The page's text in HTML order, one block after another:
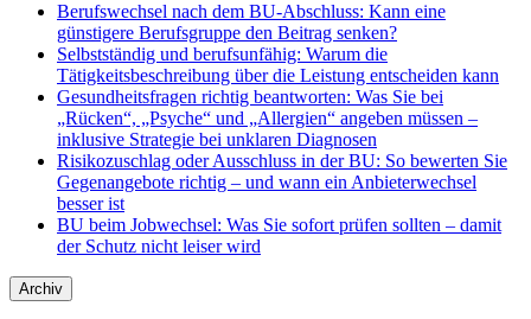
Berufswechsel nach dem BU-Abschluss: Kann eine
günstigere Berufsgruppe den Beitrag senken?
Selbstständig und berufsunfähig: Warum die
Tätigkeitsbeschreibung über die Leistung entscheiden kann
Gesundheitsfragen richtig beantworten: Was Sie bei
„Rücken“, „Psyche“ und „Allergien“ angeben müssen –
inklusive Strategie bei unklaren Diagnosen
Risikozuschlag oder Ausschluss in der BU: So bewerten Sie
Gegenangebote richtig – und wann ein Anbieterwechsel
besser ist
BU beim Jobwechsel: Was Sie sofort prüfen sollten – damit
der Schutz nicht leiser wird
Archiv